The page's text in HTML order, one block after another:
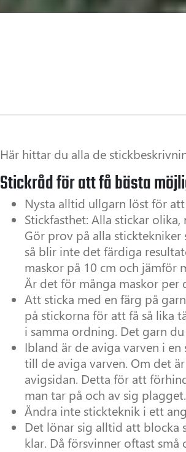
Här hittar du alla de
Stickråd för att få bästa
Nysta alltid ullgarn löst för
Stickfasthet: Alla stickar
Gör prov på alla
så blir inte det färdiga
maskor på 10 cm och jämför
Är det för många maskor
Att sticka med en färg på
på stickorna för att få så lika
i samma ordning. Det garn
Ibland är de aviga varven i
till de aviga varven. Om det
avigsidan. Detta för att
man tar på och av sig plagget.
Ändra inte stickteknik i ett
Det lönar sig alltid att blocka
klar. Då försvinner oftast